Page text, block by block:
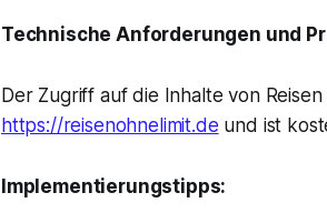
Technische Anforderungen und
Der Zugriff auf die Inhalte von
https://reisenohnelimit.de und ist
Implementierungstipps: